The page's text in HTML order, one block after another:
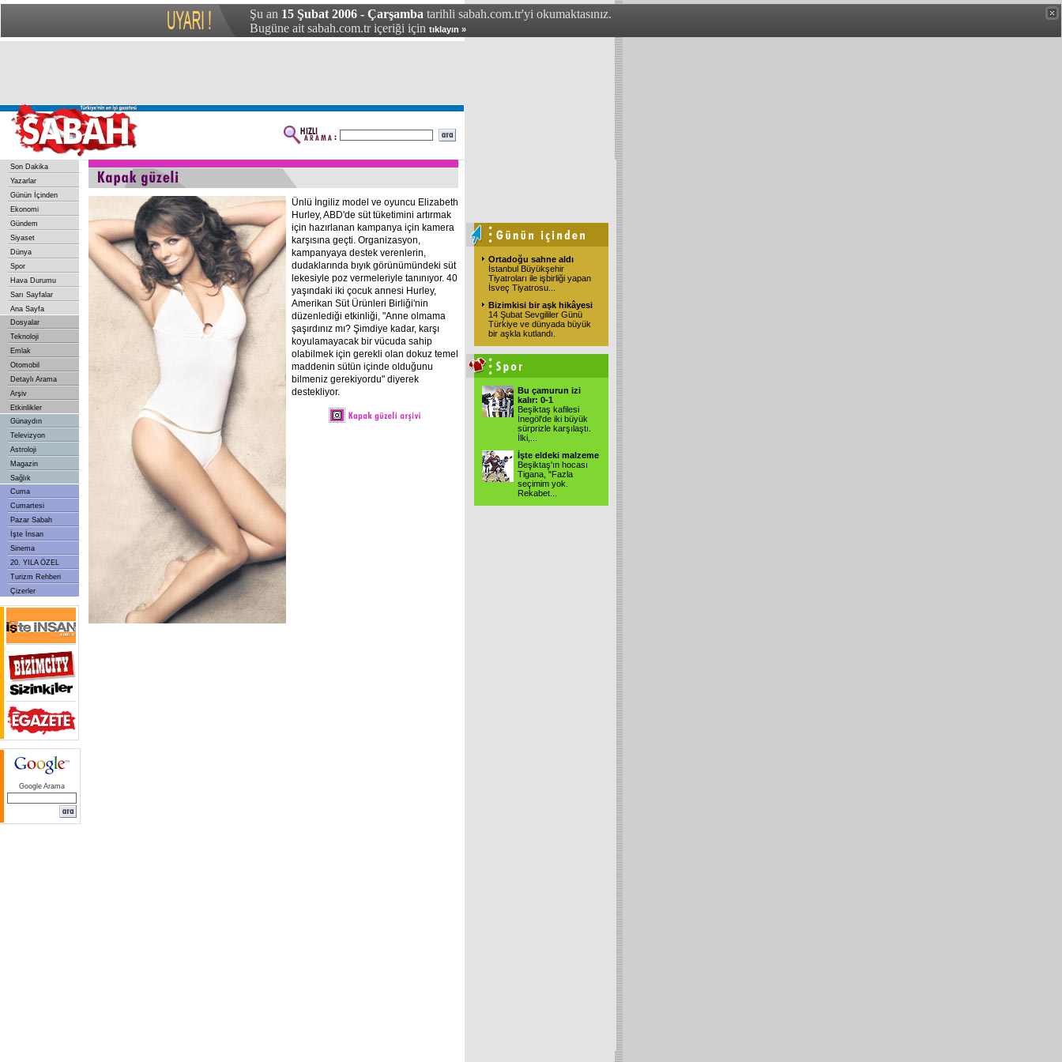
Şu an 15 Şubat 2006 - Çarşamba tarihli sabah.com.tr'yi okumaktasınız.
Bugüne ait sabah.com.tr içeriği için tıklayın »
Son Dakika
Yazarlar
Günün İçinden
Ekonomi
Gündem
Siyaset
Dünya
Spor
Hava Durumu
Sarı Sayfalar
Ana Sayfa
Dosyalar
Teknoloji
Emlak
Otomobil
Detaylı Arama
Arşiv
Etkinlikler
Günaydın
Televizyon
Astroloji
Magazin
Sağlık
Cuma
Cumartesi
Pazar Sabah
İşte İnsan
Sinema
20. YILA ÖZEL
Turizm Rehberi
Çizerler
Google Arama
Ünlü İngiliz model ve oyuncu Elizabeth
Hurley, ABD'de süt tüketimini artırmak
için hazırlanan kampanya için kamera
karşısına geçti. Organizasyon,
kampanyaya destek verenlerin,
dudaklarında bıyık görünümündeki süt
lekesiyle poz vermeleriyle tanınıyor. 40
yaşındaki iki çocuk annesi Hurley,
Amerikan Süt Ürünleri Birliği'nin
düzenlediği etkinliği, "Anne olmama
şaşırdınız mı? Şimdiye kadar, karşı
koyulamayacak bir vücuda sahip
olabilmek için gerekli olan dokuz temel
maddenin sütün içinde olduğunu
bilmeniz gerekiyordu" diyerek
destekliyor.
Ortadoğu sahne aldı
İstanbul Büyükşehir
Tiyatroları ile işbirliği yapan
İsveç Tiyatrosu...
Bizimkisi bir aşk hikâyesi
14 Şubat Sevgililer Günü
Türkiye ve dünyada büyük
bir aşkla kutlandı.
Bu çamurun izi
kalır: 0-1
Beşiktaş kafilesi
İnegöl'de iki büyük
sürprizle karşılaştı.
İlki,...
İşte eldeki malzeme
Beşiktaş'ın hocası
Tigana, "Fazla
seçimim yok.
Rekabet...